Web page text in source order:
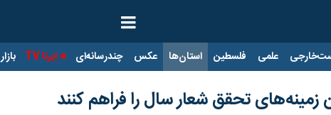
علمی فلسطین استان‌ها عکس چندرسانه‌ای ایرنا TV بازار
زمینه‌های تحقق شعار سال را فراهم کنند